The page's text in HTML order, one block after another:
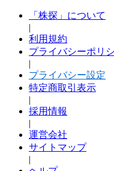
「株探」について
|
利用規約
プライバシーポリ
|
プライバシー設定
特定商取引表示
|
採用情報
|
運営会社
サイトマップ
|